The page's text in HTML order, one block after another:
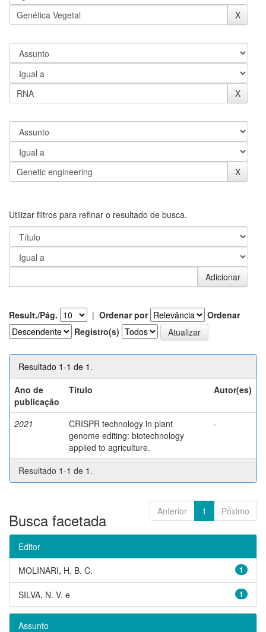
Utilizar filtros para refinar o resultado de busca.
Result./Pág. | Ordenar por
Ordenar
Registro(s)
Resultado 1-1 de 1.
Ano de
publicação
Título Autor(es)
2021
CRISPR technology in plant
genome editing: biotechnology
applied to agriculture.
-
Resultado 1-1 de 1.
Anterior 1 Póximo
Busca facetada
Editor
1
MOLINARI, H. B. C.
1
SILVA, N. V. e
Assunto